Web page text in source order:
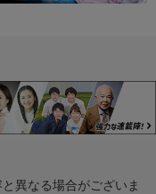
異なる場合がございま